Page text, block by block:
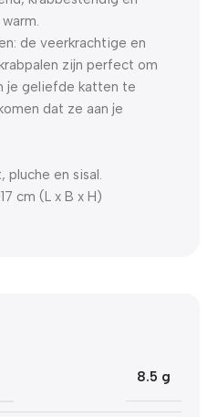
de veerkrachtige en
zijn perfect om
je geliefde katten te
dat ze aan je
pluche en sisal.
cm (L x B x H)
8.5 g